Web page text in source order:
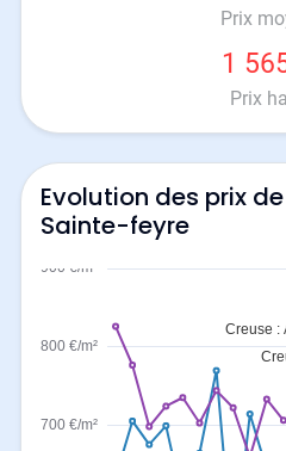
Prix
1
Prix
Evolution des prix
Sainte-feyre